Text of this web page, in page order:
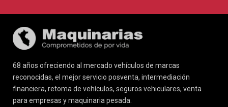
68 años ofreciendo al mercado vehículos de marcas
reconocidas, el mejor servicio posventa, intermediación
financiera, retoma de vehículos, seguros vehiculares, venta
para empresas y maquinaria pesada.